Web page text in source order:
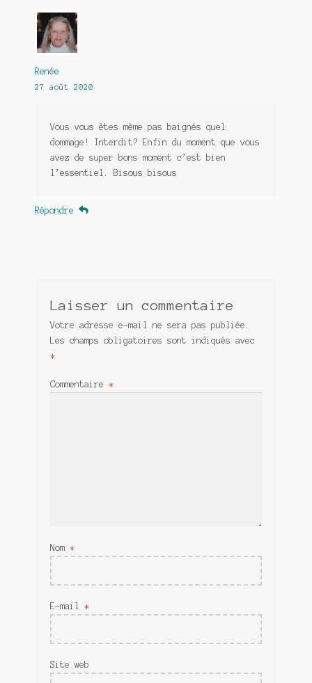
Renée
27 août 2020
Vous vous êtes même pas baignés quel
dommage! Interdit? Enfin du moment que vous
avez de super bons moment c’est bien
l’essentiel. Bisous bisous
Répondre
Laisser un commentaire
Votre adresse e-mail ne sera pas publiée.
Les champs obligatoires sont indiqués avec
*
Commentaire *
Nom *
E-mail *
Site web